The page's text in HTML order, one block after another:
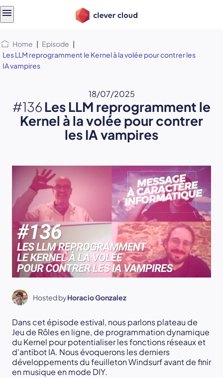
Home | Episode |
Les LLM reprogramment le Kernel à la volée pour contrer les
IA vampires
18/07/2025
#136Les LLM reprogramment le
Kernel à la volée pour contrer
les IA vampires
Hosted byHoracio Gonzalez
Dans cet épisode estival, nous parlons plateau de
Jeu de Rôles en ligne, de programmation dynamique
du Kernel pour potentialiser les fonctions réseaux et
d'antibot IA. Nous évoquerons les derniers
développements du feuilleton Windsurf avant de finir
en musique en mode DIY.